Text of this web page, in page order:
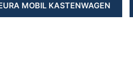
MOBIL KASTENWAGEN